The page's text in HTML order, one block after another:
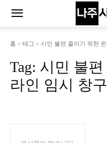
홈 태그 시민 불편 줄이기 위한
Tag: 시민 불
라인 임시 창